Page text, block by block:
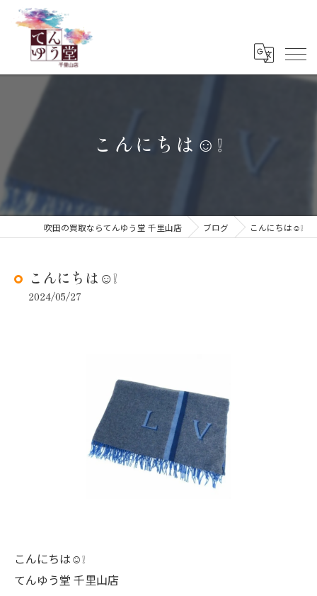
こんにちは☺️❕
吹田の買取ならてんゆう堂 千里山店 ブログ こんにちは☺️❕
こんにちは☺️❕
2024/05/27
こんにちは☺️❕
てんゆう堂 千里山店